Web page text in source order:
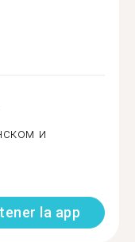
и
la app